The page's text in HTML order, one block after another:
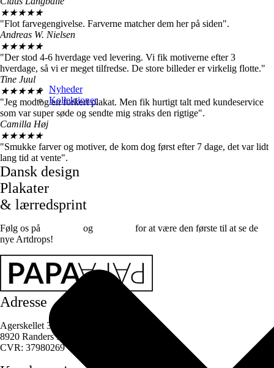
Nyheder
Kollektioner
★★★★★
"Flot farvegengivelse. Farverne matcher dem her på siden".
Andreas W. Nielsen
★★★★★
"Der stod 4-6 hverdage ved levering. Vi fik motiverne efter 3
hverdage, så vi er meget tilfredse. De store billeder er virkelig flotte."
Tine Juul
★★★★★
"Jeg modtog en forkert plakat. Men fik hurtigt talt med kundeservice
som var super søde og sendte mig straks den rigtige".
Camilla Høj
★★★★★
"Smukke farver og motiver, de kom dog først efter 7 dage, det var lidt
lang tid at vente".
Dansk design
Plakater
& lærredsprint
Følg os på og
for at være den første til at se de
nye Artdrops!
Adresse
Agerskellet 3
8920 Randers NV
CVR: 37980269